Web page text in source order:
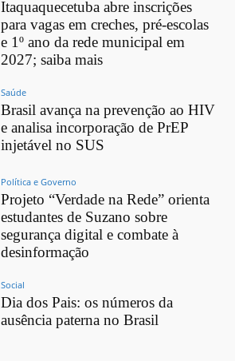
Itaquaquecetuba abre inscrições
para vagas em creches, pré-escolas
e 1º ano da rede municipal em
2027; saiba mais
Saúde
Brasil avança na prevenção ao HIV
e analisa incorporação de PrEP
injetável no SUS
Política e Governo
Projeto “Verdade na Rede” orienta
estudantes de Suzano sobre
segurança digital e combate à
desinformação
Social
Dia dos Pais: os números da
ausência paterna no Brasil